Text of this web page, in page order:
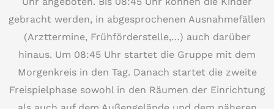
gebracht werden, in abgesprochenen Ausnahmefällen
(Arzttermine, Frühförderstelle,…) auch darüber
hinaus. Um 08:45 Uhr startet die Gruppe mit dem
Morgenkreis in den Tag. Danach startet die zweite
Freispielphase sowohl in den Räumen der Einrichtung